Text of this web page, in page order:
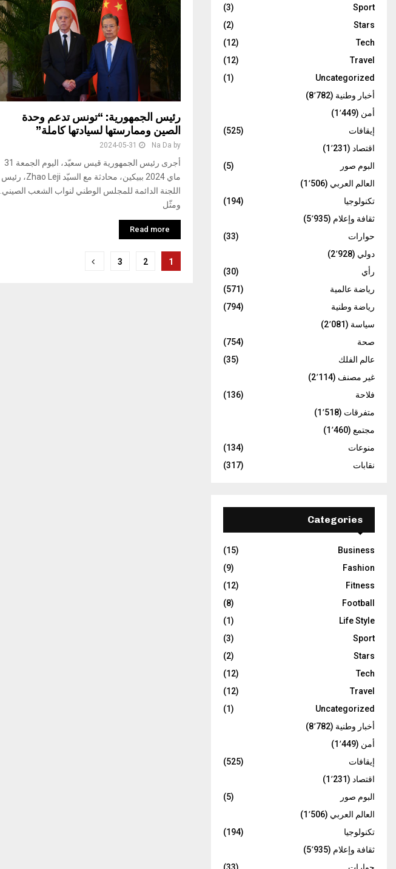
رئيس الجمهورية: “تونس تدعم وحدة
الصين وممارستها لسيادتها كاملة”
by
Na Da
2024-05-31
أجرى رئيس الجمهورية قيس سعيّد، اليوم الجمعة 31
ماي 2024 ببيكين، محادثة مع السيّد Zhao Leji، رئيس
اللجنة الدائمة للمجلس الوطني لنواب الشعب الصيني.
ومثّل
Read more
تعدد
1
2
3
Sport
(3)
Stars
(2)
Tech
(12)
Travel
(12)
Uncategorized
(1)
أخبار وطنية (8٬782)
أمن (1٬449)
إيقافات
(525)
اقتصاد (1٬231)
البوم صور
(5)
العالم العربي (1٬506)
تكنولوجيا
(194)
ثقافة وإعلام (5٬935)
حوارات
(33)
دولي (2٬928)
رأي
(30)
رياضة عالمية
(571)
رياضة وطنية
(794)
سياسة (2٬081)
صحة
(754)
عالم الفلك
(35)
غير مصنف (2٬114)
فلاحة
(136)
متفرقات (1٬518)
مجتمع (1٬460)
منوعات
(134)
نقابات
(317)
Categories
Business
(15)
Fashion
(9)
Fitness
(12)
Football
(8)
Life Style
(1)
Sport
(3)
Stars
(2)
Tech
(12)
Travel
(12)
Uncategorized
(1)
أخبار وطنية (8٬782)
أمن (1٬449)
إيقافات
(525)
اقتصاد (1٬231)
البوم صور
(5)
العالم العربي (1٬506)
تكنولوجيا
(194)
ثقافة وإعلام (5٬935)